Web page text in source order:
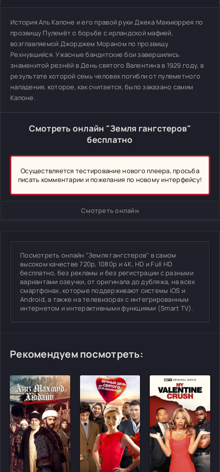
История Аль Капоне и его правой руки Джека Макмюррея по
прозвищу Пулемёт о борьбе с ирландской мафией,
возглавляемой Джорджем Мораном по прозвищу
Рехнувшийся. Ужасные бандитские бои завершились
знаменитой резнёй в День святого Валентина в 1929 году, в
результате которой семь человек погибли от пулеметного
нападения, которое, как считается, было заказано самим
Капоне.
Смотреть онлайн "Земля гангстеров"
бесплатно
Осуществляется тестирование нового плеера, просьба
писать комментарии и пожелания по новому интерфейсу!
Смотреть онлайн
Посмотреть онлайн "Земля гангстеров" в самом
высоком качестве 720p, 1080p и 4K, HD и Full HD
бесплатно, без рекламы и без регистрации с разными
вариантами озвучки, от оригинала до дубляжа, на всех
смартфонах, которые поддерживают системы iOS и
Android, а также на телевизорах с интегрированным
интернетом и интерактивными функциями (Smart TV).
Рекомендуем посмотреть:
[/xfgiven_cvh_poster_urlcvh_poster_url][/xfgiven_cvh_poster_urlcvh_poster_url]
[/